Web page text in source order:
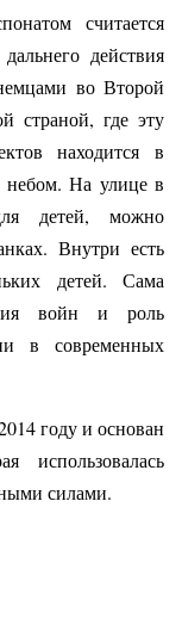
считается
действия
во Второй
страной, где эту
находится в
небом. На улице в
детей, можно
Внутри есть
детей. Сама
войн и роль
в современных
году и основан
использовалась
силами.